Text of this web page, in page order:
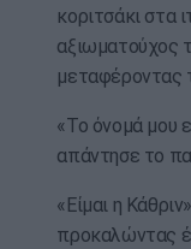
κοριτσάκι στα
αξιωματούχος
μεταφέροντας
«Το όνομά μου
απάντησε το
«Είμαι η
προκαλώντας